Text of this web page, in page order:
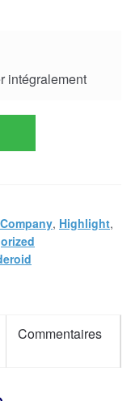
intégralement
, Highlight,
Commentaires